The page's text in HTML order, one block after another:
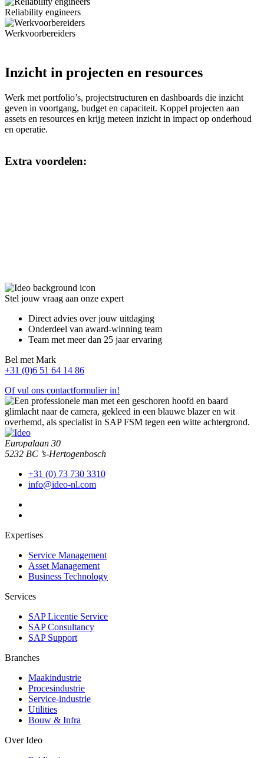
Reliability engineers
Werkvoorbereiders
Inzicht in projecten en resources
Werk met portfolio’s, projectstructuren en dashboards die inzicht
geven in voortgang, budget en capaciteit. Koppel projecten aan
assets en resources en krijg meteen inzicht in impact op onderhoud
en operatie.
Extra voordelen:
Stel jouw vraag aan onze expert
Direct advies over jouw uitdaging
Onderdeel van award-winning team
Team met meer dan 25 jaar ervaring
Bel met Mark
+31 (0)6 51 64 14 86
Of vul ons contactformulier in!
Europalaan 30
5232 BC ’s-Hertogenbosch
+31 (0) 73 730 3310
info@ideo-nl.com
Expertises
Service Management
Asset Management
Business Technology
Services
SAP Licentie Service
SAP Consultancy
SAP Support
Branches
Maakindustrie
Procesindustrie
Service-industrie
Utilities
Bouw & Infra
Over Ideo